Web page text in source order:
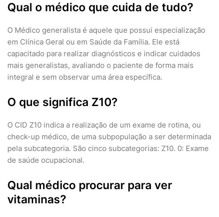
Qual o médico que cuida de tudo?
O Médico generalista é aquele que possui especialização
em Clínica Geral ou em Saúde da Família. Ele está
capacitado para realizar diagnósticos e indicar cuidados
mais generalistas, avaliando o paciente de forma mais
integral e sem observar uma área específica.
O que significa Z10?
O CID Z10 indica a realização de um exame de rotina, ou
check-up médico, de uma subpopulação a ser determinada
pela subcategoria. São cinco subcategorias: Z10. 0: Exame
de saúde ocupacional.
Qual médico procurar para ver
vitaminas?